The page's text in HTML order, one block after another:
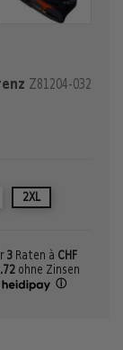
Z81204-032
2XL
3 Raten à CHF
ohne Zinsen
ⓘ